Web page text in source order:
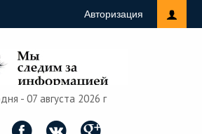
Авторизация
- 07 августа 2026 г